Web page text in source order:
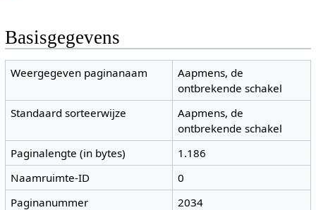
Basisgegevens
Weergegeven paginanaam
Aapmens, de
ontbrekende schakel
Standaard sorteerwijze
Aapmens, de
ontbrekende schakel
Paginalengte (in bytes)
1.186
Naamruimte-ID
0
Paginanummer
2034